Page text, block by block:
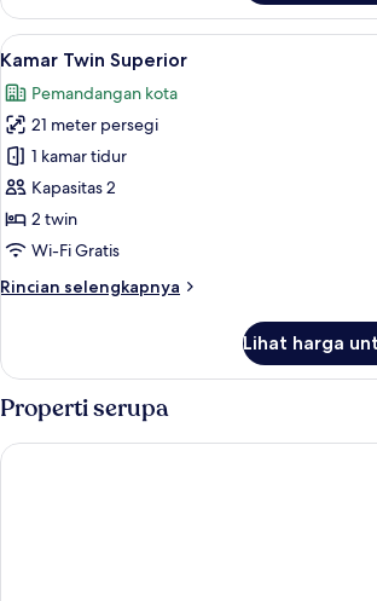
Kamar
Double
atau
Deluks
Lihat
semua
foto
untuk
Kamar
Twin
Superior
Kamar Twin
5
Kamar Twin Superior
Pemandangan kota
21 meter persegi
1 kamar tidur
Kapasitas 2
2 twin
Wi-Fi Gratis
Rincian selengkapnya
Rincian
Kamar
Twin
Superior
Lihat harga
Properti serupa
Emersia Malioboro Hotel